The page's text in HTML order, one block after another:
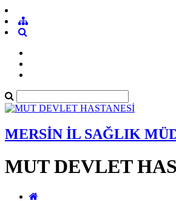
MERSİN İL SAĞLIK
MUT DEVLET